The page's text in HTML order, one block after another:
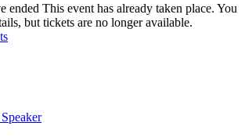
ended This event has already taken place. You
but tickets are no longer available.
Speaker